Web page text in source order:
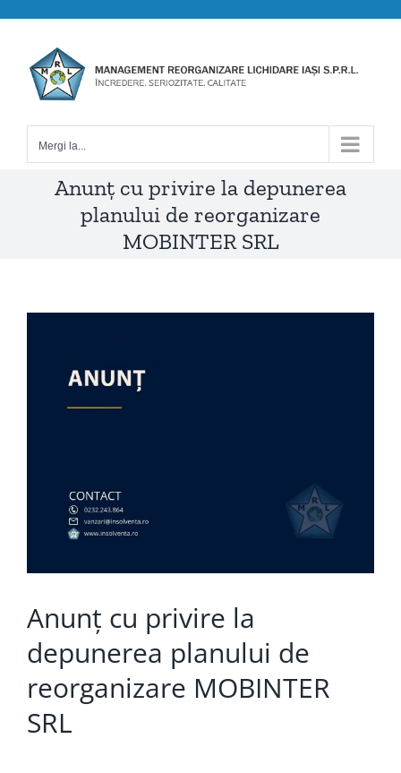
content
Mergi la...
Anunț cu privire la depunerea
planului de reorganizare
MOBINTER SRL
Anunț cu privire la
depunerea planului de
reorganizare MOBINTER
SRL